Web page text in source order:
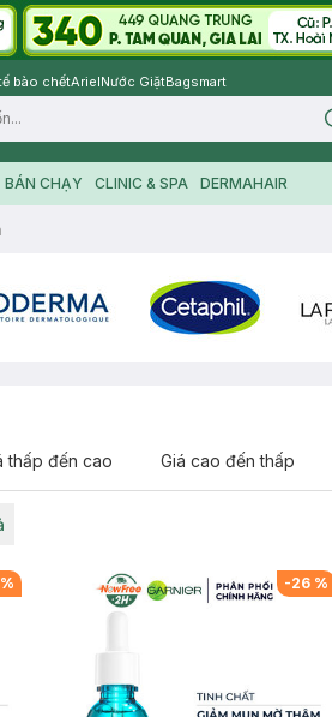
bào chếtArielNước GiặtBagsmart
BÁN CHẠY CLINIC & SPA DERMAHAIR
thấp đến cao Giá cao đến thấp
-26 %